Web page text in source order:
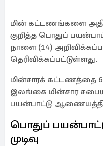
மின் கட்டணங்களை
குறித்த பொதுப்
நாளை (14)
தெரிவிக்கப்பட்டுள்ளது.
மின்சாரக் கட்டணத்தை
இலங்கை மின்சார
பயன்பாட்டு
பொதுப்
முடிவு